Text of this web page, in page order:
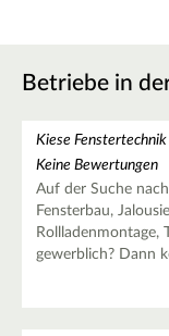
Betriebe in
Kiese
Keine Bewertungen
Auf der Suche
Fensterbau,
Rollladenmontage,
gewerblich? Dann